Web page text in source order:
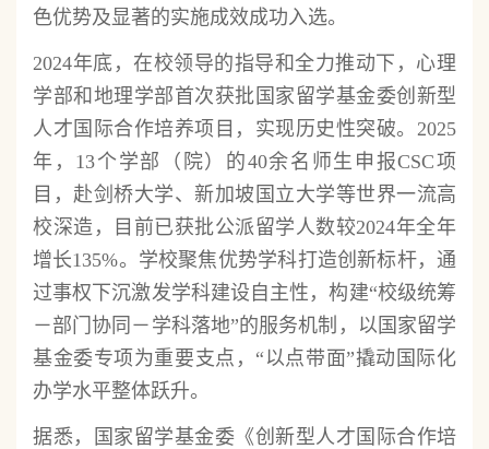
色优势及显著的实施成效成功入选。
2024年底，在校领导的指导和全力推动下，心理
学部和地理学部首次获批国家留学基金委创新型
人才国际合作培养项目，实现历史性突破。2025
年，13个学部（院）的40余名师生申报CSC项
目，赴剑桥大学、新加坡国立大学等世界一流高
校深造，目前已获批公派留学人数较2024年全年
增长135%。学校聚焦优势学科打造创新标杆，通
过事权下沉激发学科建设自主性，构建“校级统筹
－部门协同－学科落地”的服务机制，以国家留学
基金委专项为重要支点，“以点带面”撬动国际化
办学水平整体跃升。
据悉，国家留学基金委《创新型人才国际合作培